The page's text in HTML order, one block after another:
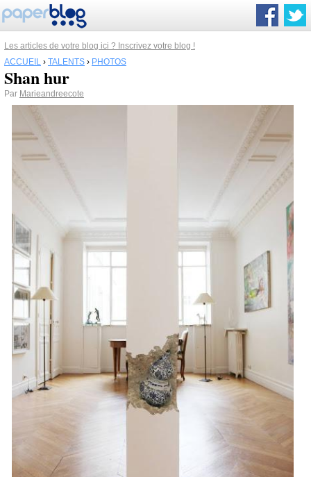
Les articles de votre blog ici ? Inscrivez votre blog !
ACCUEIL › TALENTS › PHOTOS
Shan hur
Par Marieandreecote